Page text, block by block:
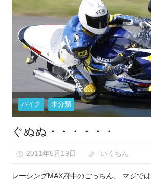
バイク 未分類
ぐぬぬ・・・・・・
2011年5月19日 いくちん
レーシングMAX府中のごっちん、 マジで